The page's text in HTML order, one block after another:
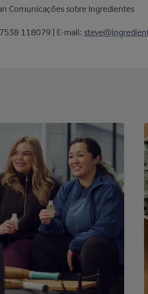
Comunicações sobre Ingredientes
118079 | E-mail: